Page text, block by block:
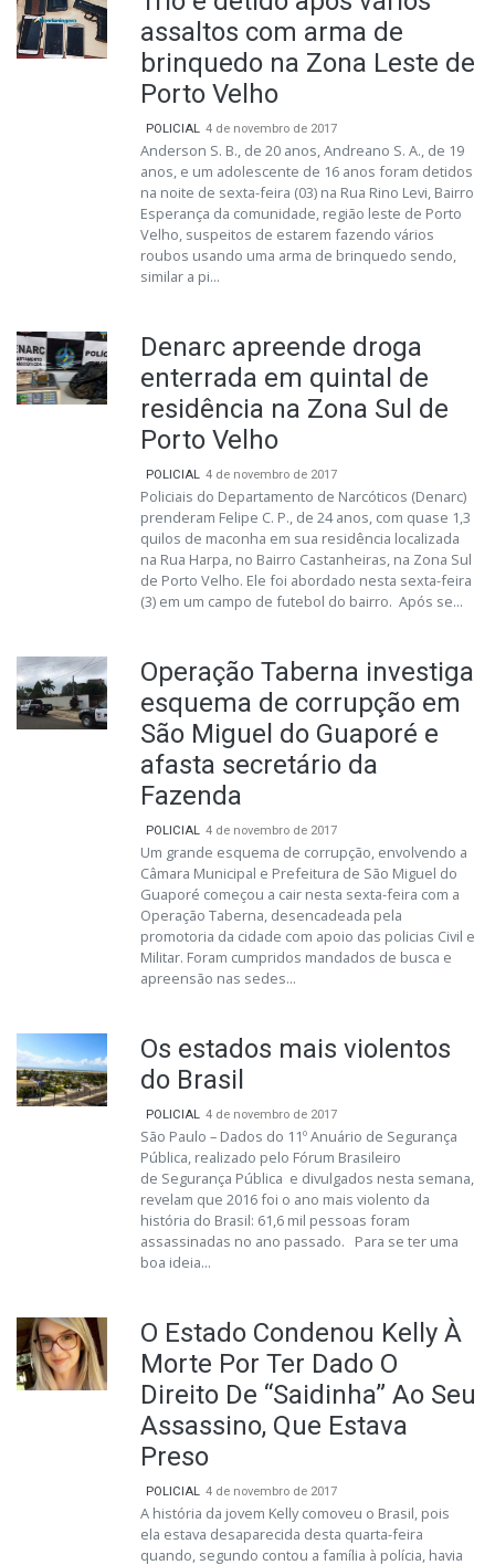
assaltos com arma de
brinquedo na Zona Leste de
Porto Velho
POLICIAL 4 de novembro de 2017
Anderson S. B., de 20 anos, Andreano S. A., de 19
anos, e um adolescente de 16 anos foram detidos
na noite de sexta-feira (03) na Rua Rino Levi, Bairro
Esperança da comunidade, região leste de Porto
Velho, suspeitos de estarem fazendo vários
roubos usando uma arma de brinquedo sendo,
similar a pi...
Denarc apreende droga
enterrada em quintal de
residência na Zona Sul de
Porto Velho
POLICIAL 4 de novembro de 2017
Policiais do Departamento de Narcóticos (Denarc)
prenderam Felipe C. P., de 24 anos, com quase 1,3
quilos de maconha em sua residência localizada
na Rua Harpa, no Bairro Castanheiras, na Zona Sul
de Porto Velho. Ele foi abordado nesta sexta-feira
(3) em um campo de futebol do bairro. Após se...
Operação Taberna investiga
esquema de corrupção em
São Miguel do Guaporé e
afasta secretário da
Fazenda
POLICIAL 4 de novembro de 2017
Um grande esquema de corrupção, envolvendo a
Câmara Municipal e Prefeitura de São Miguel do
Guaporé começou a cair nesta sexta-feira com a
Operação Taberna, desencadeada pela
promotoria da cidade com apoio das policias Civil e
Militar. Foram cumpridos mandados de busca e
apreensão nas sedes...
Os estados mais violentos
do Brasil
POLICIAL 4 de novembro de 2017
São Paulo – Dados do 11º Anuário de Segurança
Pública, realizado pelo Fórum Brasileiro
de Segurança Pública e divulgados nesta semana,
revelam que 2016 foi o ano mais violento da
história do Brasil: 61,6 mil pessoas foram
assassinadas no ano passado. Para se ter uma
boa ideia...
O Estado Condenou Kelly À
Morte Por Ter Dado O
Direito De “Saidinha” Ao Seu
Assassino, Que Estava
Preso
POLICIAL 4 de novembro de 2017
A história da jovem Kelly comoveu o Brasil, pois
ela estava desaparecida desta quarta-feira
quando, segundo contou a família à polícia, havia